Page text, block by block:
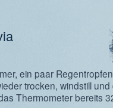
ein paar
trocken, windstill
Thermometer bereits